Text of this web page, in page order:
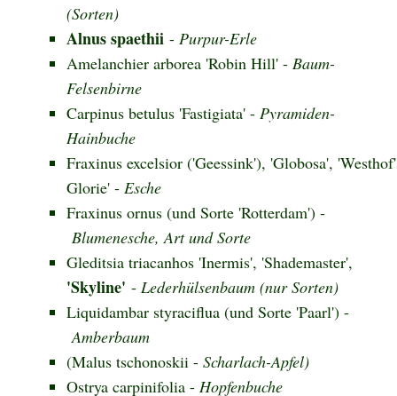
(Sorten)
Alnus spaethii - Purpur-Erle
Amelanchier arborea 'Robin Hill' - Baum-
Felsenbirne
Carpinus betulus 'Fastigiata' - Pyramiden-
Hainbuche
Fraxinus excelsior ('Geessink'), 'Globosa',
Glorie' - Esche
Fraxinus ornus (und Sorte 'Rotterdam') -
Blumenesche, Art und Sorte
Gleditsia triacanhos 'Inermis', 'Shademaster',
'Skyline' - Lederhülsenbaum (nur Sorten)
Liquidambar styraciflua (und Sorte 'Paarl') -
Amberbaum
(Malus tschonoskii - Scharlach-Apfel)
Ostrya carpinifolia - Hopfenbuche